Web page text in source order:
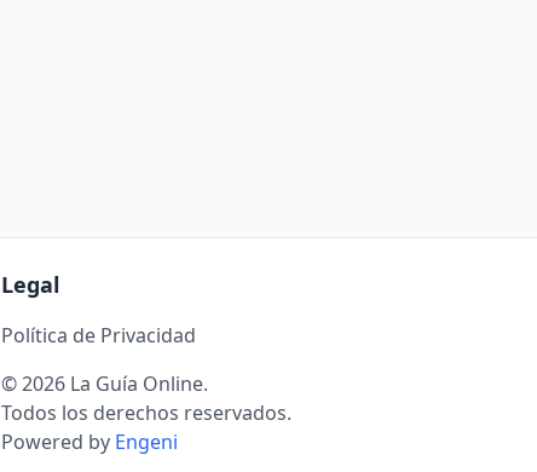
Legal
Política de Privacidad
© 2026 La Guía Online.
Todos los derechos reservados.
Powered by Engeni